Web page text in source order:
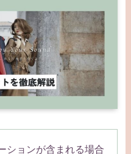
ションが含まれる場合